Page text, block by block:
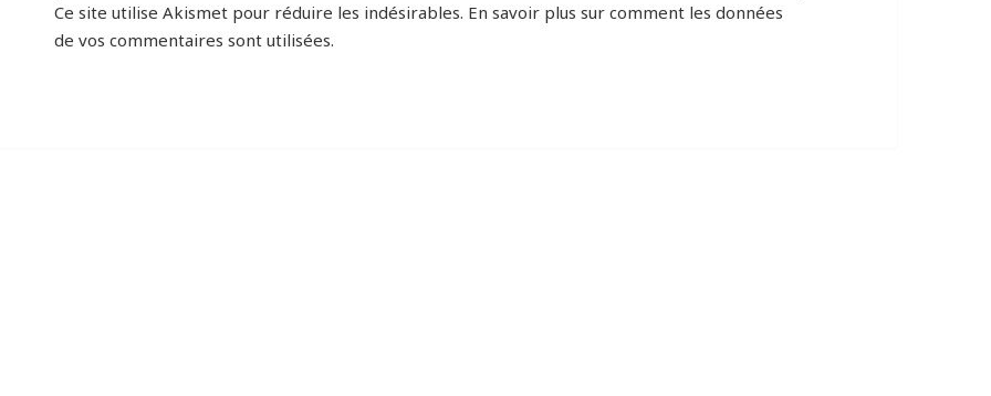
Ce site utilise Akismet pour réduire les indésirables. En savoir plus sur comment les données
de vos commentaires sont utilisées.